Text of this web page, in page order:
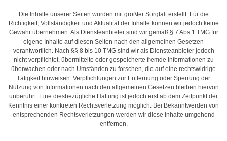
Die Inhalte unserer Seiten wurden mit größter Sorgfalt erstellt. Für die
Richtigkeit, Vollständigkeit und Aktualität der Inhalte können wir jedoch keine
Gewähr übernehmen. Als Diensteanbieter sind wir gemäß § 7 Abs.1 TMG für
eigene Inhalte auf diesen Seiten nach den allgemeinen Gesetzen
verantwortlich. Nach §§ 8 bis 10 TMG sind wir als Diensteanbieter jedoch
nicht verpflichtet, übermittelte oder gespeicherte fremde Informationen zu
überwachen oder nach Umständen zu forschen, die auf eine rechtswidrige
Tätigkeit hinweisen. Verpflichtungen zur Entfernung oder Sperrung der
Nutzung von Informationen nach den allgemeinen Gesetzen bleiben hiervon
unberührt. Eine diesbezügliche Haftung ist jedoch erst ab dem Zeitpunkt der
Kenntnis einer konkreten Rechtsverletzung möglich. Bei Bekanntwerden von
entsprechenden Rechtsverletzungen werden wir diese Inhalte umgehend
entfernen.